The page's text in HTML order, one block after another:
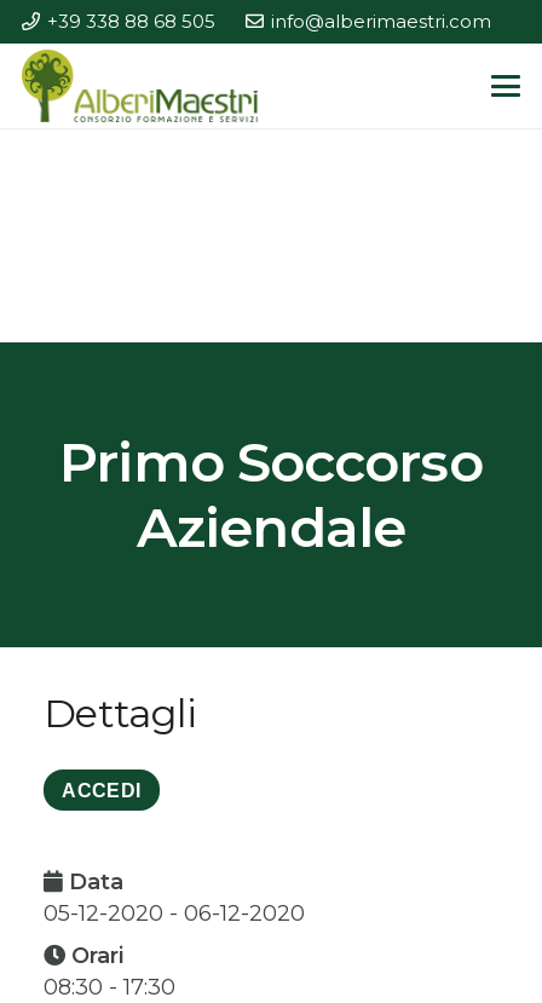
+39 338 88 68 505 info@alberimaestri.com
Primo Soccorso
Aziendale
Dettagli
ACCEDI
Data
05-12-2020 - 06-12-2020
Orari
08:30 - 17:30